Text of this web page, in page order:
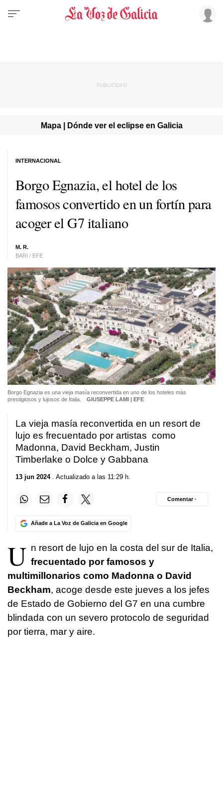
Mapa | Dónde ver el eclipse en Galicia
Borgo Egnazia, el hotel de los
famosos convertido en un fortín para
acoger el G7 italiano
M. R.
BARI / EFE
INTERNACIONAL
Borgo Egnazia es una vieja masía reconvertida en uno de los hoteles más
prestigiosos y lujosos de Italia.
GIUSEPPE LAMI | EFE
La vieja masía reconvertida en un resort de
lujo es frecuentado por artistas como
Madonna, David Beckham, Justin
Timberlake o Dolce y Gabbana
13 jun 2024. Actualizado a las 11:29 h.
Añade a La Voz de Galicia en Google
Comentar ·
U n resort de lujo en la costa del sur de Italia,
frecuentado por famosos y
multimillonarios como Madonna o David
Beckham, acoge desde este jueves a los jefes
de Estado de Gobierno del G7 en una cumbre
blindada con un severo protocolo de seguridad
por tierra, mar y aire.